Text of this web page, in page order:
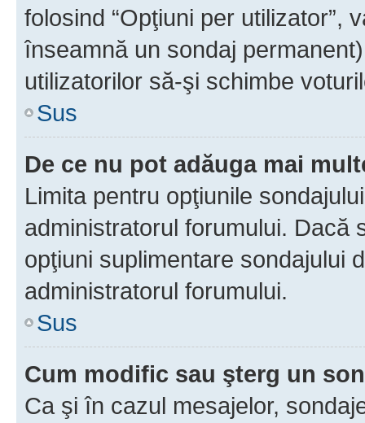
folosind “Opţiuni per utilizator”,
înseamnă un sondaj
utilizatorilor să-şi schimbe
Sus
De ce nu pot adăuga mai
Limita pentru opţiunile
administratorul forumului. Dacă
opţiuni suplimentare sondajului
administratorul forumului.
Sus
Cum modific sau şterg un
Ca şi în cazul mesajelor,